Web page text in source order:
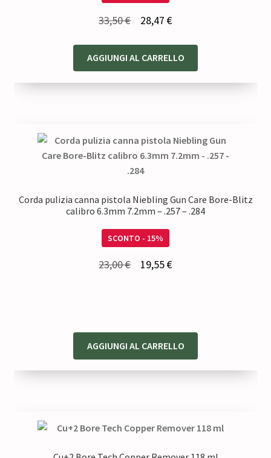
33,50€
originale
era:
28,47 €Il
attuale
è:
AGGIUNGI AL CARRELLO
Corda pulizia canna pistola Niebling Gun Care Bore-Blitz
calibro 6.3mm 7.2mm – .257 – .284
SCONTO - 15%
23,00€
23,00 €.
19,55€Il
19,55 €.
AGGIUNGI AL CARRELLO